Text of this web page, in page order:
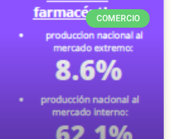
COMERCIO